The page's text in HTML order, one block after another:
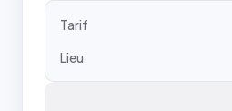
Tarif
Lieu